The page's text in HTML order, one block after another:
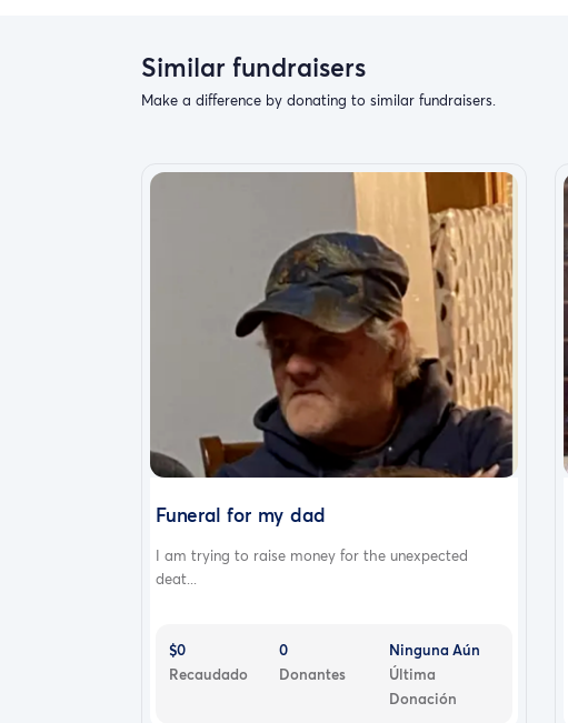
E’Mere Lightning
Similar fundraisers
Make a difference by donating to similar fundraisers.
Funeral for my dad
I am trying to raise money for the unexpected
deat...
$0
Recaudado
0
Donantes
Ninguna Aún
Última
Donación